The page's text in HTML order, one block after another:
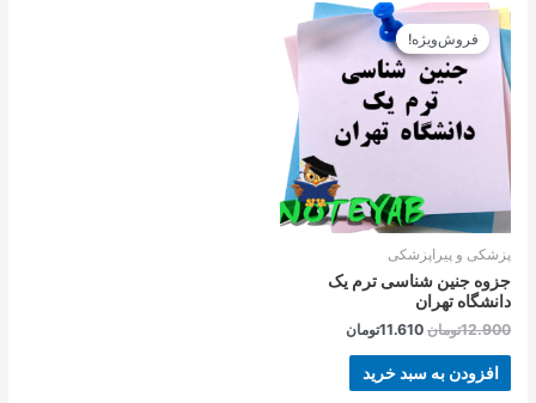
فروش‌ویژه!
پزشکی و پیراپزشکی
جزوه جنین شناسی ترم یک
دانشگاه تهران
12.900تومان
قیمت
اصلی
بود.
11.610تومان
قیمت
11.610تومان
است.
افزودن به سبد خرید